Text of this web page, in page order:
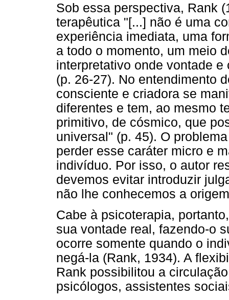
Sob essa perspectiva, Rank
terapêutica "[...] não é uma
experiência imediata, uma
a todo o momento, um meio
interpretativo onde vontade
(p. 26-27). No entendimento
consciente e criadora se
diferentes e tem, ao mesmo
primitivo, de cósmico, que
universal" (p. 45). O
perder esse caráter micro e
indivíduo. Por isso, o autor
devemos evitar introduzir
não lhe conhecemos a
Cabe à psicoterapia,
sua vontade real, fazendo-o
ocorre somente quando o
negá-la (Rank, 1934). A
Rank possibilitou a
psicólogos, assistentes